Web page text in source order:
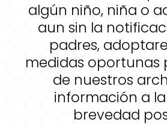
algún niño, niña o
aun sin la
padres,
medidas oportunas
de nuestros
información a
brevedad